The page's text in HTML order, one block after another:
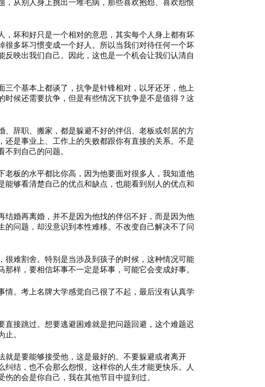
，从别人身上挑出一堆毛病 ， 那些喜欢抱怨、喜欢怨恨
坏和好只是一个相对的意思，其实每个人身上都有坏
多坏习惯变成一个好人。所以当我们对待任何一个坏
映出我们自己。因此，这也是一个机会让我们认清自
三个基本上都谈了 ， 抗争是针锋相对，以牙还牙，他上
候还需要抗争，但是有些情况下抗争是不是值得？这
辞职、搬家，都是躲避不好的伴侣、老板或邻居的方
是事业上、工作上的失败都跟你有直接的关系。不是
到自己的问题。
板的水平都比你高，因为他要面对很多人，我知道他
能够看清楚自己的优点和缺点，也能看到别人的优点和
婚再离婚，并不是因为他找的伴侣不好，而是因为他
问题，却没意识到本性难移。不改变自己解决不了问
难割舍。特别是当涉及到孩子的时候，这种情况可能
那样，要相信坏事不一定是坏事，可能它会变成好事。
。考上名牌大学感觉自己很了不起，最后没有认真学
接跳过。想要逃避困难就是把问题回避，这个难题迟
。
是要能够接受他，这是最好的。不要躲避或者离开
结，也不会那么怨恨。这样你的人生才能更快乐。
人
伤的会是你自己 ， 我在其他节目中提到过。